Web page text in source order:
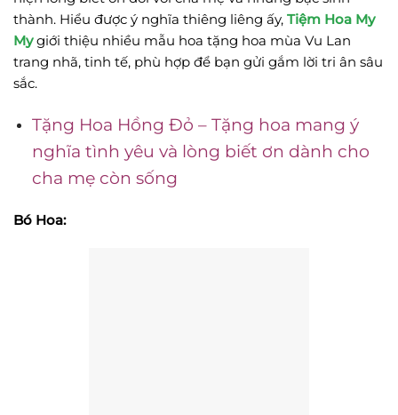
thành. Hiểu được ý nghĩa thiêng liêng ấy, Tiệm Hoa My
Mygiới thiệu nhiều mẫu hoa tặng hoa mùa Vu Lan
trang nhã, tinh tế, phù hợp để bạn gửi gắm lời tri ân sâu
sắc.
Tặng Hoa Hồng Đỏ – Tặng hoa mang ý
nghĩa tình yêu và lòng biết ơn dành cho
cha mẹ còn sống
Bó Hoa: